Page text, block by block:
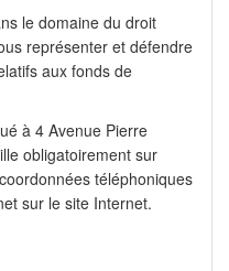
le domaine du droit
représenter et défendre
aux fonds de
à 4 Avenue Pierre
obligatoirement sur
téléphoniques
sur le site Internet.